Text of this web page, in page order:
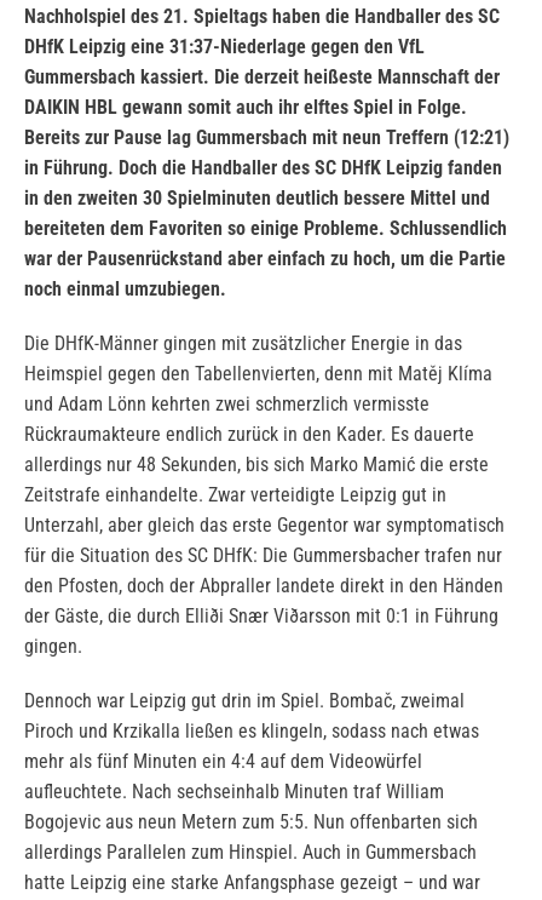
Nachholspiel des 21. Spieltags haben die Handballer des SC
DHfK Leipzig eine 31:37-Niederlage gegen den VfL
Gummersbach kassiert. Die derzeit heißeste Mannschaft der
DAIKIN HBL gewann somit auch ihr elftes Spiel in Folge.
Bereits zur Pause lag Gummersbach mit neun Treffern (12:21)
in Führung. Doch die Handballer des SC DHfK Leipzig fanden
in den zweiten 30 Spielminuten deutlich bessere Mittel und
bereiteten dem Favoriten so einige Probleme. Schlussendlich
war der Pausenrückstand aber einfach zu hoch, um die Partie
noch einmal umzubiegen.
Die DHfK-Männer gingen mit zusätzlicher Energie in das
Heimspiel gegen den Tabellenvierten, denn mit Matěj Klíma
und Adam Lönn kehrten zwei schmerzlich vermisste
Rückraumakteure endlich zurück in den Kader. Es dauerte
allerdings nur 48 Sekunden, bis sich Marko Mamić die erste
Zeitstrafe einhandelte. Zwar verteidigte Leipzig gut in
Unterzahl, aber gleich das erste Gegentor war symptomatisch
für die Situation des SC DHfK: Die Gummersbacher trafen nur
den Pfosten, doch der Abpraller landete direkt in den Händen
der Gäste, die durch Elliði Snær Viðarsson mit 0:1 in Führung
gingen.
Dennoch war Leipzig gut drin im Spiel. Bombač, zweimal
Piroch und Krzikalla ließen es klingeln, sodass nach etwas
mehr als fünf Minuten ein 4:4 auf dem Videowürfel
aufleuchtete. Nach sechseinhalb Minuten traf William
Bogojevic aus neun Metern zum 5:5. Nun offenbarten sich
allerdings Parallelen zum Hinspiel. Auch in Gummersbach
hatte Leipzig eine starke Anfangsphase gezeigt – und war